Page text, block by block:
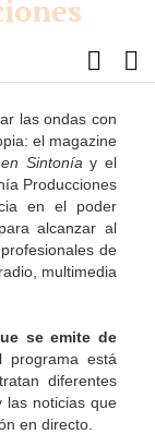
las ondas con
el magazine
Sintonía y el
Producciones
en el poder
alcanzar al
de
multimedia
se emite de
programa está
diferentes
las noticias que
en directo.